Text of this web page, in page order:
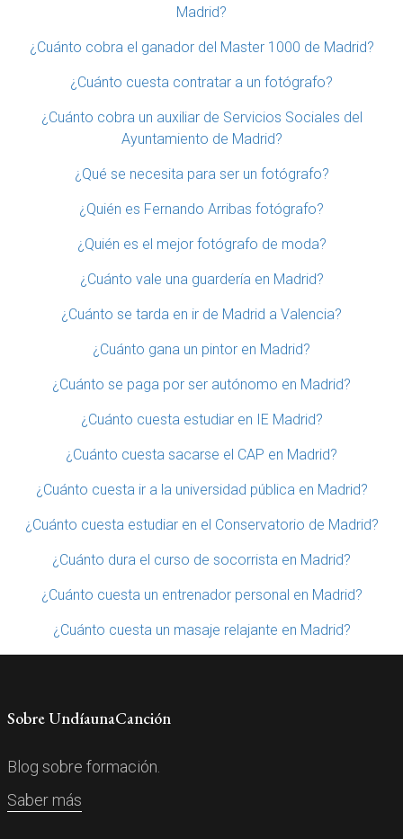
Madrid?
¿Cuánto cobra el ganador del Master 1000 de Madrid?
¿Cuánto cuesta contratar a un fotógrafo?
¿Cuánto cobra un auxiliar de Servicios Sociales del
Ayuntamiento de Madrid?
¿Qué se necesita para ser un fotógrafo?
¿Quién es Fernando Arribas fotógrafo?
¿Quién es el mejor fotógrafo de moda?
¿Cuánto vale una guardería en Madrid?
¿Cuánto se tarda en ir de Madrid a Valencia?
¿Cuánto gana un pintor en Madrid?
¿Cuánto se paga por ser autónomo en Madrid?
¿Cuánto cuesta estudiar en IE Madrid?
¿Cuánto cuesta sacarse el CAP en Madrid?
¿Cuánto cuesta ir a la universidad pública en Madrid?
¿Cuánto cuesta estudiar en el Conservatorio de Madrid?
¿Cuánto dura el curso de socorrista en Madrid?
¿Cuánto cuesta un entrenador personal en Madrid?
¿Cuánto cuesta un masaje relajante en Madrid?
Sobre UndíaunaCanción
Blog sobre formación.
Saber más